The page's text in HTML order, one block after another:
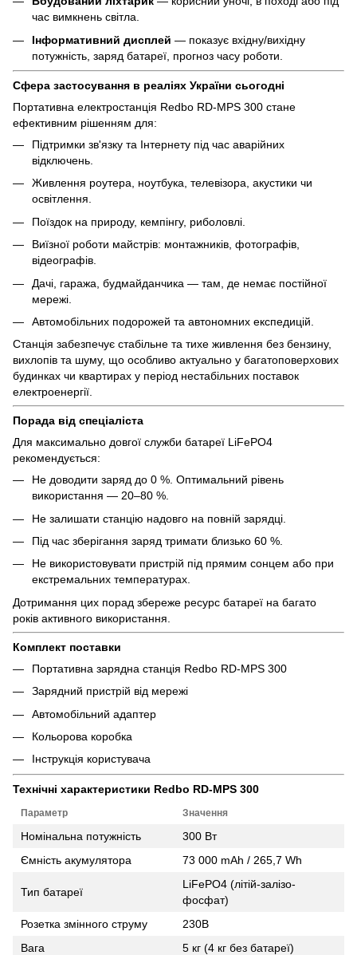
час вимкнень світла.
Інформативний дисплей — показує вхідну/вихідну
потужність, заряд батареї, прогноз часу роботи.
Сфера застосування в реаліях України сьогодні
Портативна електростанція Redbo RD-MPS 300 стане
ефективним рішенням для:
Підтримки зв'язку та Інтернету під час аварійних
відключень.
Живлення роутера, ноутбука, телевізора, акустики чи
освітлення.
Поїздок на природу, кемпінгу, риболовлі.
Виїзної роботи майстрів: монтажників, фотографів,
відеографів.
Дачі, гаража, будмайданчика — там, де немає постійної
мережі.
Автомобільних подорожей та автономних експедицій.
Станція забезпечує стабільне та тихе живлення без бензину,
вихлопів та шуму, що особливо актуально у багатоповерхових
будинках чи квартирах у період нестабільних поставок
електроенергії.
Порада від спеціаліста
Для максимально довгої служби батареї LiFePO4
рекомендується:
Не доводити заряд до 0 %. Оптимальний рівень
використання — 20–80 %.
Не залишати станцію надовго на повній зарядці.
Під час зберігання заряд тримати близько 60 %.
Не використовувати пристрій під прямим сонцем або при
екстремальних температурах.
Дотримання цих порад збереже ресурс батареї на багато
років активного використання.
Комплект поставки
Портативна зарядна станція Redbo RD-MPS 300
Зарядний пристрій від мережі
Автомобільний адаптер
Кольорова коробка
Інструкція користувача
Технічні характеристики Redbo RD-MPS 300
Параметр Значення
Номінальна потужність
300 Вт
Ємність акумулятора
73 000 mAh / 265,7 Wh
Тип батареї
LiFePO4 (літій-залізо-
фосфат)
Розетка змінного струму
230В
Вага
5 кг (4 кг без батареї)